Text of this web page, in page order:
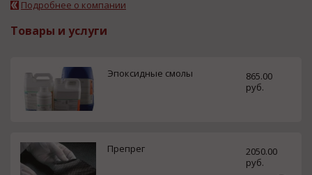
Подробнее о компании
Товары и услуги
Эпоксидные смолы
865.00
руб.
Препрег
2050.00
руб.